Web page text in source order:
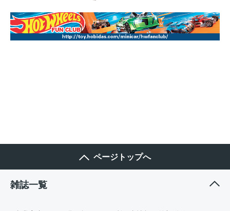
ページトップへ
雑誌一覧